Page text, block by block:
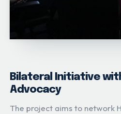
Bilateral Initiative
Advocacy
The project aims to network